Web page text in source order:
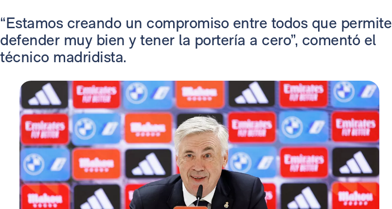
“Estamos creando un compromiso entre todos que permite
defender muy bien y tener la portería a cero”, comentó el
técnico madridista.